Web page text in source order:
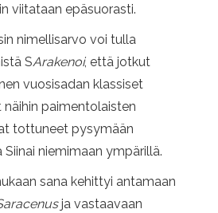
viitataan epäsuorasti.
nimellisarvo voi tulla
SArakenoi, että jotkut
vuosisadan klassiset
paimentolaisten
tottuneet pysymään
niemimaan ympärillä.
sana kehittyi antamaan
ja vastaavaan